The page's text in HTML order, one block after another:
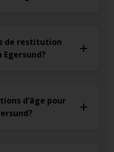
de restitution
d’âge pour